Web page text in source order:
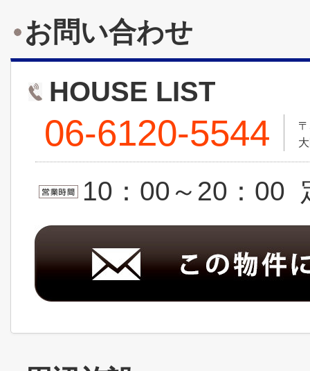
お問い合わせ
HOUSE LIST
06-6120-5544
10：00～20：00